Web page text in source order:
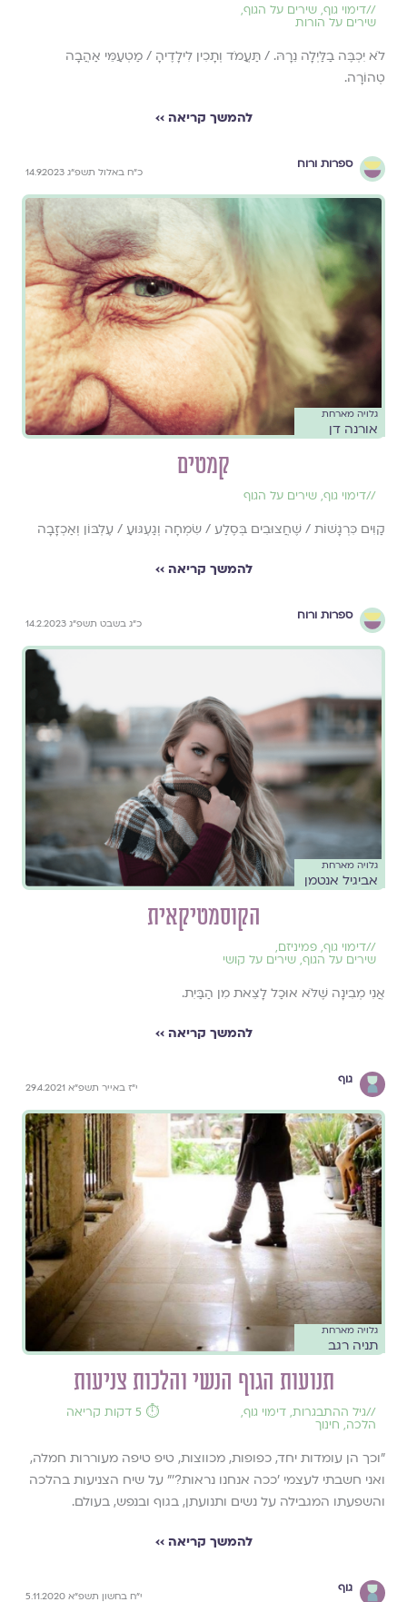
//דימוי גוף, שירים על הגוף,
שירים על הורות
לֹא יִכְבֶּה בַלַּיְלָה נֵרָהּ. / תַּעֲמֹד וְתָכִין לִילָדֶיהָ / מַטְעַמֵּי אַהֲבָה
טְהוֹרָה.
להמשך קריאה ››
ספרות ורוח
כ״ח באלול תשפ״ג 14.9.2023
גלויה מארחת
אורנה דן
קמטים
//דימוי גוף, שירים על הגוף
קַוִּים כִּרְגָשׁוֹת / שֶׁחֲצוּבִים בְּסֶלַע / שִׂמְחָה וְגַעְגּוּעַ / עֶלְבּוֹן וְאַכְזָבָה
להמשך קריאה ››
ספרות ורוח
כ״ג בשבט תשפ״ג 14.2.2023
גלויה מארחת
אביגיל אנטמן
הקוסמטיקאית
//דימוי גוף, פמיניזם,
שירים על הגוף, שירים על קושי
אֲנִי מְבִינָה שֶׁלֹּא אוּכַל לָצֵאת מִן הַבַּיִת.
להמשך קריאה ››
גוף
י"ז באייר תשפ"א 29.4.2021
גלויה מארחת
תניה רגב
תנועות הגוף הנשי והלכות צניעות
//גיל ההתבגרות, דימוי גוף,
הלכה, חינוך
⏱️ 5 דקות קריאה
"וכך הן עומדות יחד, כפופות, מכווצות, טיפ טיפה מעוררות חמלה,
ואני חשבתי לעצמי 'ככה אנחנו נראות?'" על שיח הצניעות בהלכה
והשפעתו המגבילה על נשים ותנועתן, בגוף ובנפש, בעולם.
להמשך קריאה ››
גוף
י״ח בחשון תשפ״א 5.11.2020